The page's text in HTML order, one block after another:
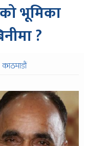
भूमिका
?
काठमाडौं